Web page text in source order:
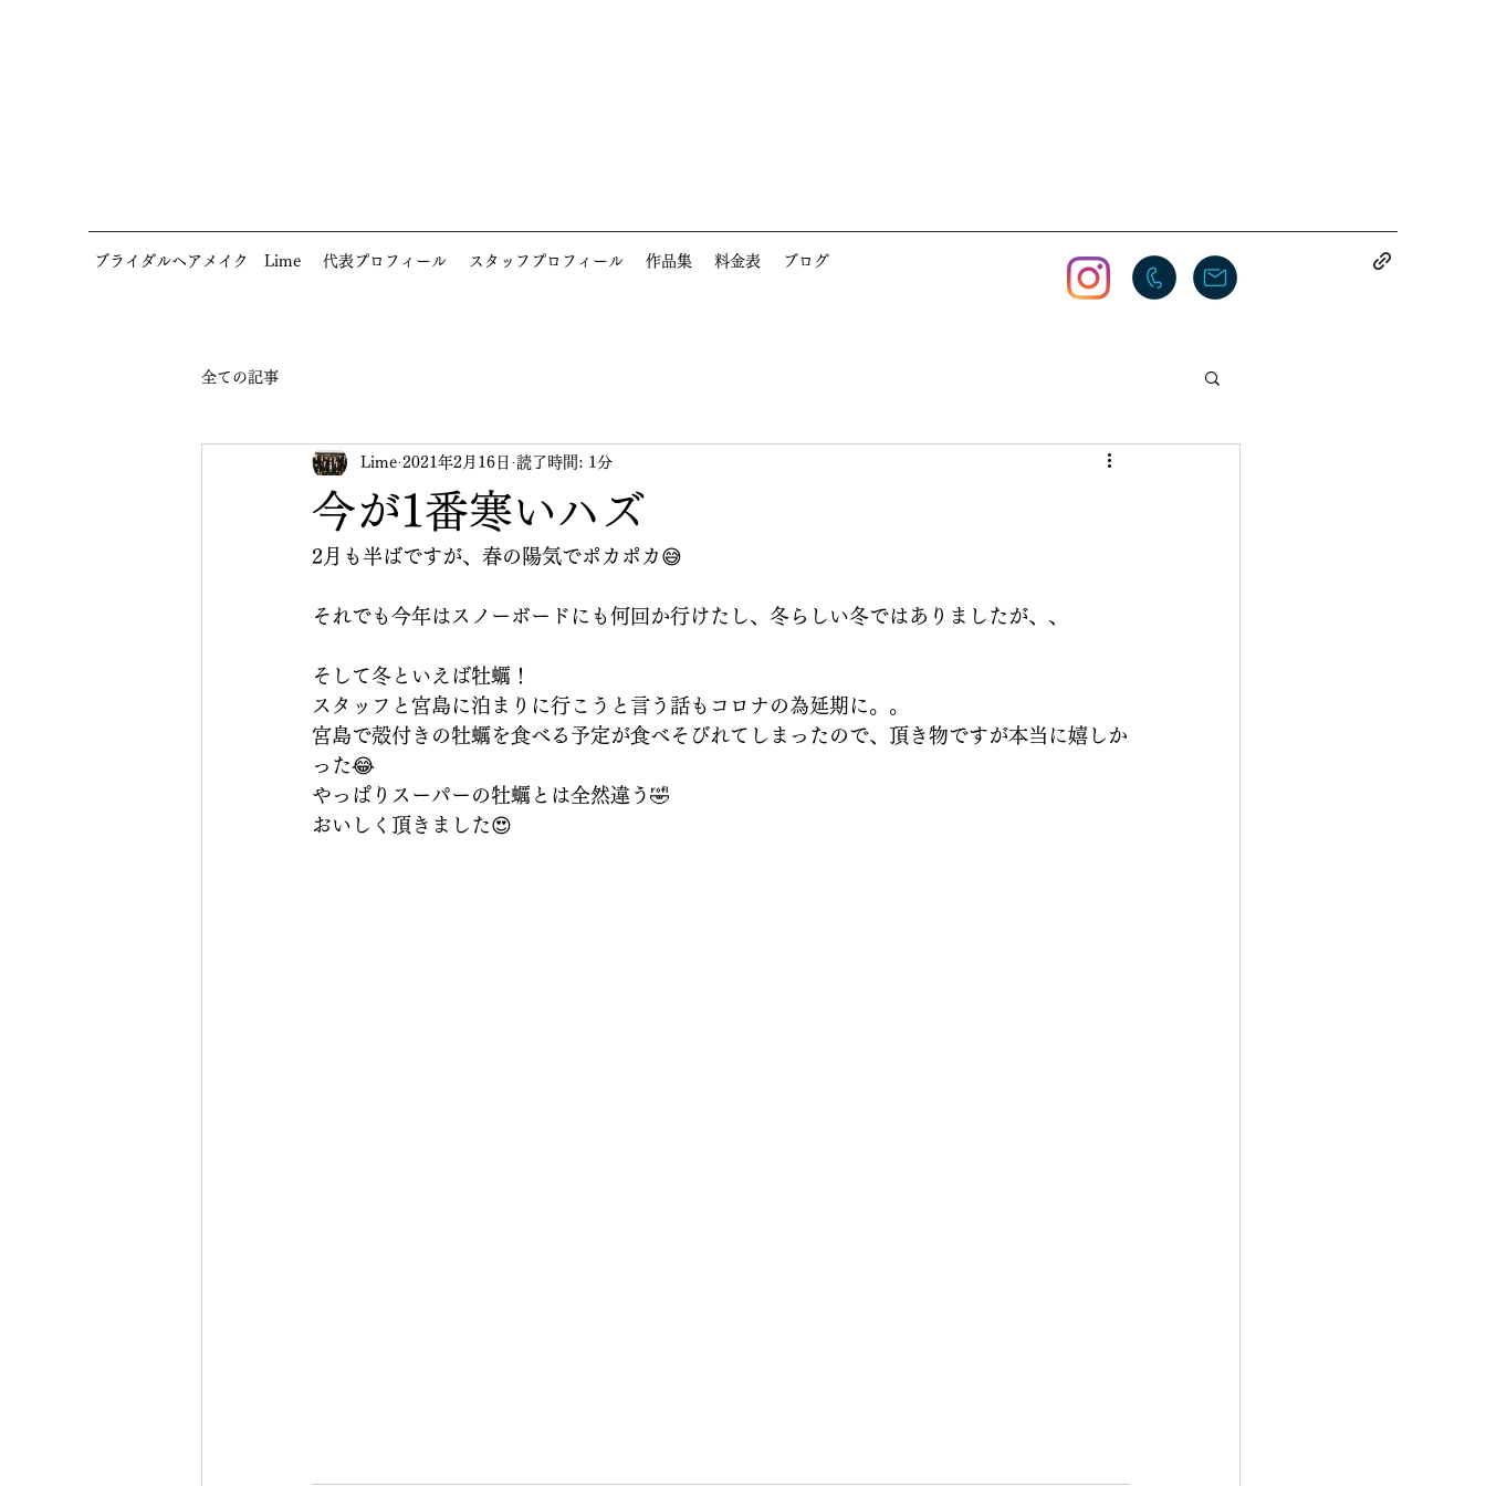
ブライダルヘアメイク Lime 代表プロフィール スタッフプロフィール 作品集 料金表 ブログ
全ての記事
今が1番寒いハズ
Lime 2021年2月16日 読了時間: 1分
2月も半ばですが、春の陽気でポカポカ😅
それでも今年はスノーボードにも何回か行けたし、冬らしい冬ではありましたが、、
そして冬といえば牡蠣！
スタッフと宮島に泊まりに行こうと言う話もコロナの為延期に。。
宮島で殻付きの牡蠣を食べる予定が食べそびれてしまったので、頂き物ですが本当に嬉しか
った😂
やっぱりスーパーの牡蠣とは全然違う🤣
おいしく頂きました😍